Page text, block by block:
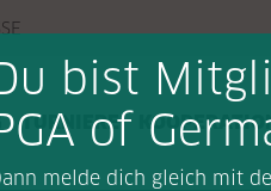
TURNIERE
bist
of
melde dich gleich mit